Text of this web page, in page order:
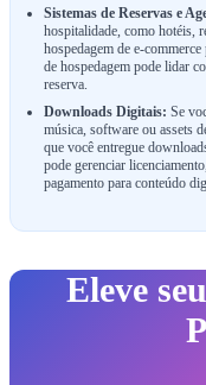
Sistemas de Reservas e
hospitalidade, como hotéis,
hospedagem de e-
de hospedagem pode lidar
reserva.
Downloads Digitais: Se
música, software ou assets
que você entregue
pode gerenciar
pagamento para conteúdo
Eleve